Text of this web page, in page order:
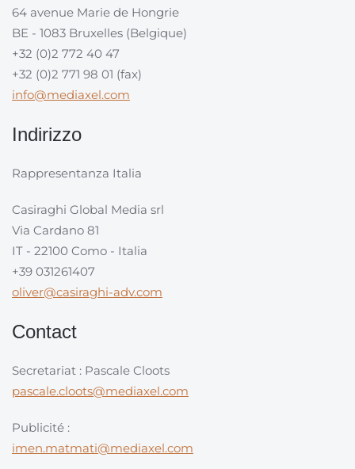
64 avenue Marie de Hongrie
BE - 1083 Bruxelles (Belgique)
+32 (0)2 772 40 47
+32 (0)2 771 98 01 (fax)
info@mediaxel.com
Indirizzo
Rappresentanza Italia
Casiraghi Global Media srl
Via Cardano 81
IT - 22100 Como - Italia
+39 031261407
oliver@casiraghi-adv.com
Contact
Secretariat : Pascale Cloots
pascale.cloots@mediaxel.com
Publicité :
imen.matmati@mediaxel.com